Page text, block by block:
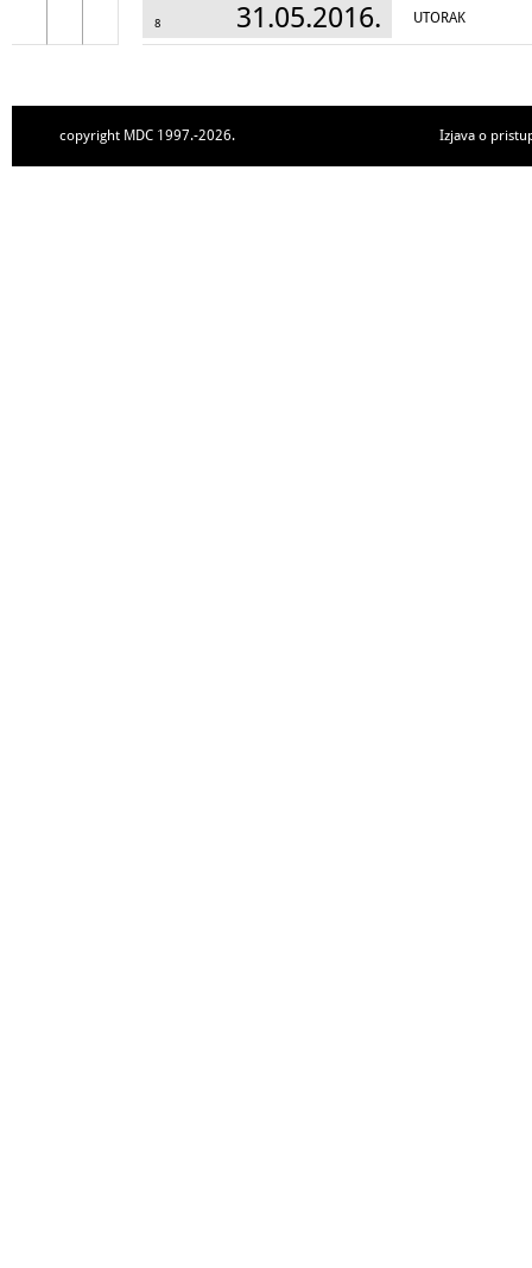
8 31.05.2016. UTORAK
copyright MDC 1997.-2026. Izjava o